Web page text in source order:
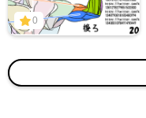
0